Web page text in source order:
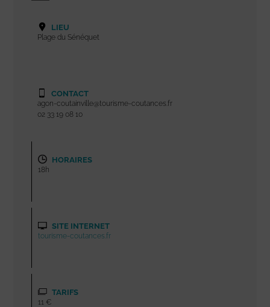
LIEU
Plage du Sénéquet
CONTACT
agon-coutainville@tourisme-coutances.fr
02 33 19 08 10
HORAIRES
18h
SITE INTERNET
tourisme-coutances.fr
TARIFS
11 €